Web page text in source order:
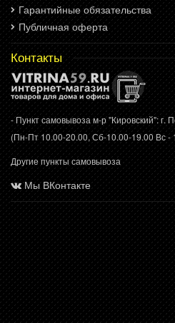
Гарантийные обязательства
Публичная оферта
Контакты
- Пункт самовывоза м-р "Кировский": г.
(Пн-Пт 10.00-20.00, Сб-10.00-19.00 Вс -
Другие пункты самовывоза
Мы ВКонтакте